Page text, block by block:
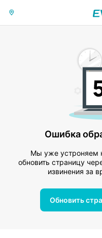
Ошибка
Мы уже устроняем
обновить страницу
извинения за
Обновить